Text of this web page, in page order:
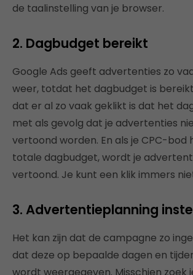
de taalinstelling van je browser.
2. Dagbudget bereikt
Google Ads geeft advertenties zo
weer, totdat het dagbudget is
dat er al zo vaak geklikt is dat het
met als gevolg dat je advertenties
vertoond worden. En als je CPC-bod
totale dagbudget, wordt je
vertoond. Je kunt een klik immers
3. Advertentieplanning
Het kan zijn dat de campagne zo
dat deze op bepaalde dagen en
wordt weergegeven. Misschien zoek